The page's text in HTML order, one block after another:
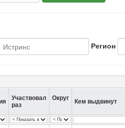
Регион
Участвовал
раз
Округ Кем выдвинут